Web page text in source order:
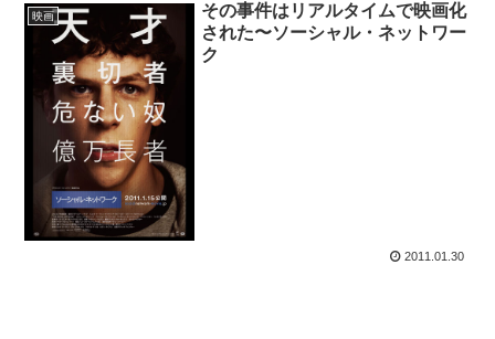
映画
その事件はリアルタイムで映画化
された〜ソーシャル・ネットワー
ク
2011.01.30